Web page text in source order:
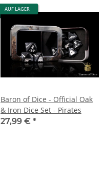
AUF LAGER
Baron of Dice - Official Oak
& Iron Dice Set - Pirates
27,99 € *